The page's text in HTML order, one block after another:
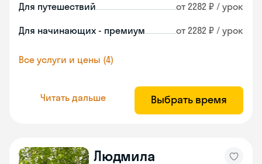
Для путешествий от 2282 ₽ / урок
Для начинающих - премиум от 2282 ₽ / урок
Все услуги и цены (4)
Читать дальше Выбрать время
Людмила